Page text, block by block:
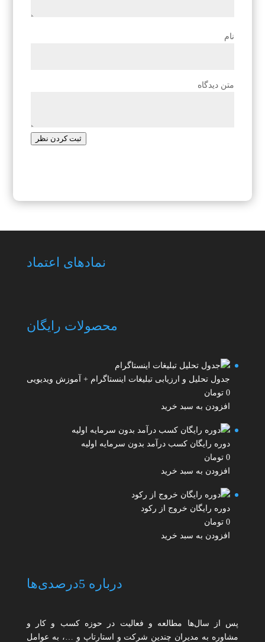
نام
متن دیدگاه
ثبت کردن نظر
نمادهای اعتماد
محصولات رایگان
جدول تحلیل و ارزیابی تبلیغات اینستاگرام + آموزش ویدیویی
0 تومان
افزودن به سبد خرید
دوره رایگان کسب درآمد بدون سرمایه اولیه
0 تومان
افزودن به سبد خرید
دوره رایگان خروج از رکود
0 تومان
افزودن به سبد خرید
درباره 5درصدی‌ها
پس از سال‌ها مطالعه و فعالیت در حوزه کسب و کار و
مشاوره به مدیران چندین شرکت و استارتاپ و …، به عوامل